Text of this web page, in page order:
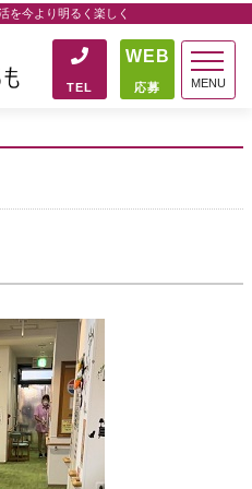
を今より明るく楽しく
TEL
WEB
応募 MENU